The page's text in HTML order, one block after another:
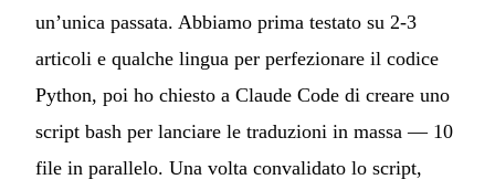
un’unica passata. Abbiamo prima testato su 2-3
articoli e qualche lingua per perfezionare il codice
Python, poi ho chiesto a Claude Code di creare uno
script bash per lanciare le traduzioni in massa — 10
file in parallelo. Una volta convalidato lo script,